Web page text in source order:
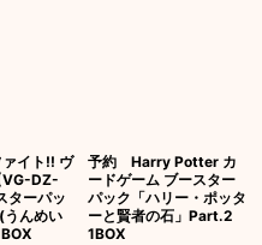
イト!! ヴ
VG-DZ-
ターパッ
うんめい
予約 Harry Potter カ
ードゲーム ブースター
パック「ハリー・ポッタ
ーと賢者の石」Part.2
1BOX